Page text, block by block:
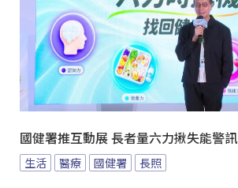
國健署推互動展 長者量六力揪失能警訊
生活 醫療 國健署 長照